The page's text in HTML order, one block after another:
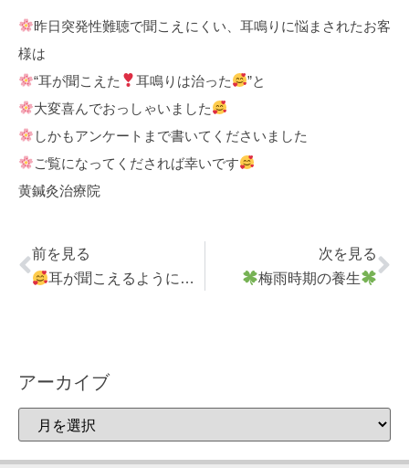
昨日突発性難聴で聞こえにくい、耳鳴りに悩まされたお客
様は
“耳が聞こえた
耳鳴りは治った
”と
大変喜んでおっしゃいました
しかもアンケートまで書いてくださいました
ご覧になってくだされば幸いです
黄鍼灸治療院
前を見る
耳が聞こえるようになり、耳鳴りもなくなった
次を見る
梅雨時期の養生
アーカイブ